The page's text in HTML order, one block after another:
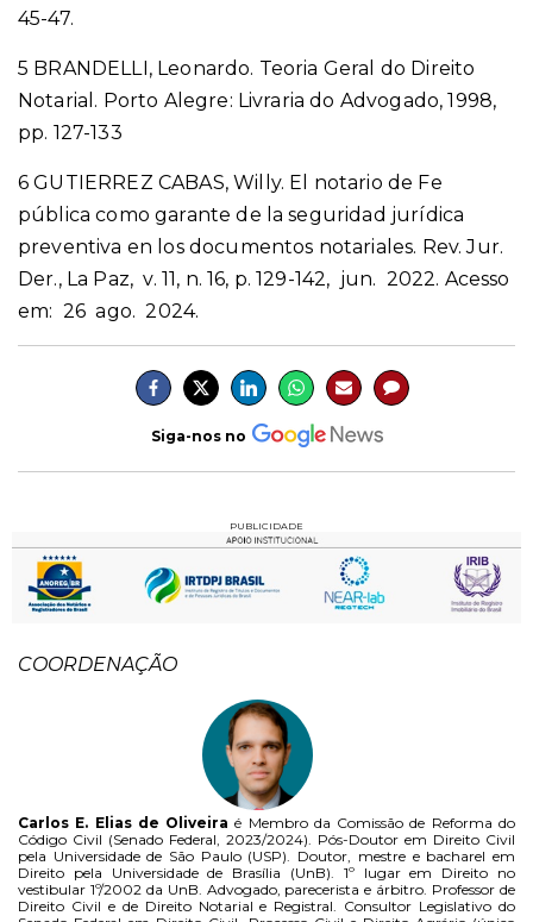
45-47.
5 BRANDELLI, Leonardo. Teoria Geral do Direito
Notarial. Porto Alegre: Livraria do Advogado, 1998,
pp. 127-133
6GUTIERREZ CABAS, Willy. El notario de Fe
pública como garante de la seguridad jurídica
preventiva en los documentos notariales. Rev. Jur.
Der., La Paz, v. 11, n. 16, p. 129-142, jun. 2022. Acesso
em: 26 ago. 2024.
Siga-nos no
PUBLICIDADE
COORDENAÇÃO
Carlos E. Elias de Oliveira é Membro da Comissão de Reforma do
Código Civil (Senado Federal, 2023/2024). Pós-Doutor em Direito Civil
pela Universidade de São Paulo (USP). Doutor, mestre e bacharel em
Direito pela Universidade de Brasília (UnB). 1º lugar em Direito no
vestibular 1º/2002 da UnB. Advogado, parecerista e árbitro. Professor de
Direito Civil e de Direito Notarial e Registral. Consultor Legislativo do